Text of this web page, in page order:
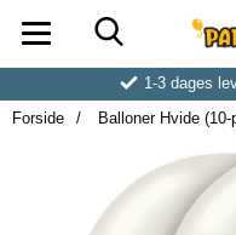
1-3 dages
Forside
Balloner Hvide (10-